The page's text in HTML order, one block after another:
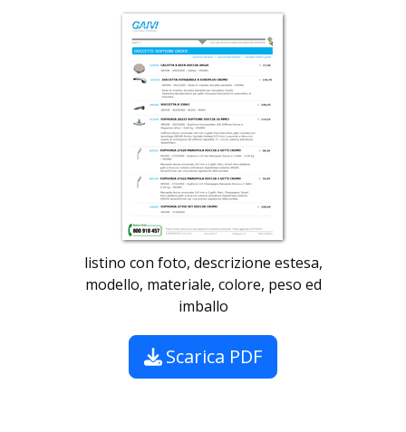
listino con foto, descrizione estesa,
modello, materiale, colore, peso ed
imballo
Scarica PDF